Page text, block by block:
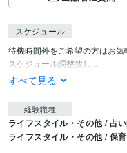
スケジュール
待機時間外をご希望の方はお
スケジュール調整致し...
すべて見る
経験職種
ライフスタイル・その他 / 占
ライフスタイル・その他 / 保